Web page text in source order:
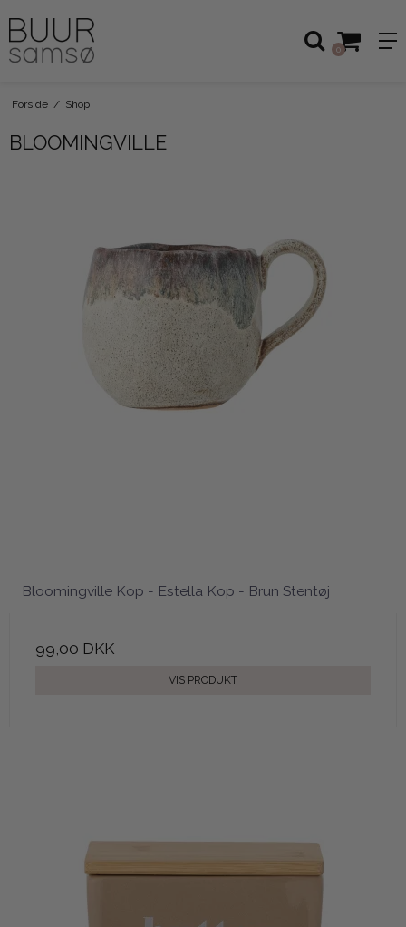
0
Forside / Shop
BLOOMINGVILLE
Bloomingville Kop - Estella Kop - Brun Stentøj
99,00 DKK
VIS PRODUKT